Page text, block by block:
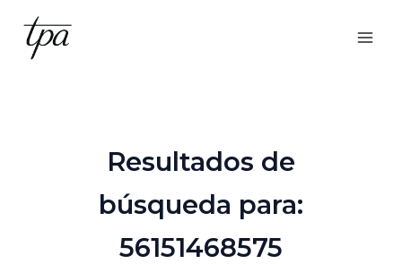
contenido
Resultados de
búsqueda para:
56151468575